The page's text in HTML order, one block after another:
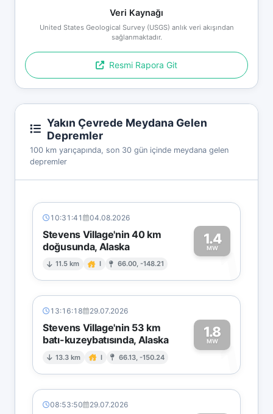
Veri Kaynağı
United States Geological Survey (USGS) anlık veri akışından
sağlanmaktadır.
Resmi Rapora Git
Yakın Çevrede Meydana Gelen
Depremler
100 km yarıçapında, son 30 gün içinde meydana gelen
depremler
10:31:41 04.08.2026
Stevens Village'nin 40 km
doğusunda, Alaska
11.5 km I 66.00, -148.21
1.4
MW1
13:16:18 29.07.2026
Stevens Village'nin 53 km
batı-kuzeybatısında, Alaska
13.3 km I 66.13, -150.24
1.8
MW1
08:53:50 29.07.2026